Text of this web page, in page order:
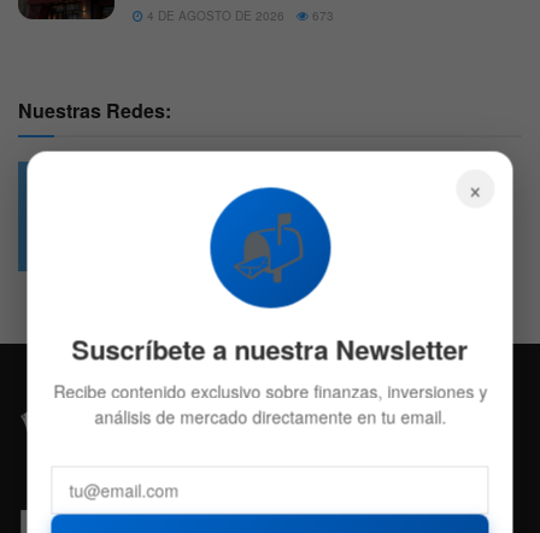
4 DE AGOSTO DE 2026 673
Nuestras Redes:
4.7k
Followers
×
📬
Suscríbete a nuestra Newsletter
Recibe contenido exclusivo sobre finanzas, inversiones y
análisis de mercado directamente en tu email.